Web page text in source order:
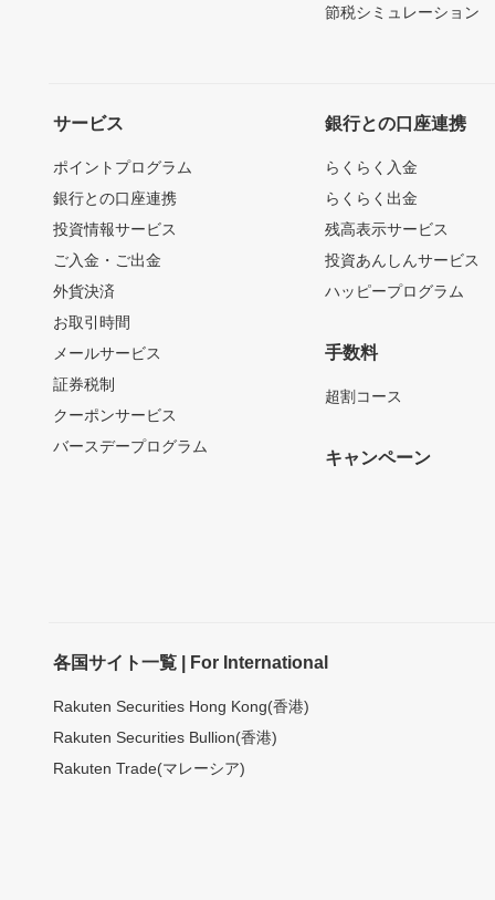
節税シミュレーション
サービス
ポイントプログラム
銀行との口座連携
投資情報サービス
ご入金・ご出金
外貨決済
お取引時間
メールサービス
証券税制
クーポンサービス
バースデープログラム
銀行との口座連携
らくらく入金
らくらく出金
残高表示サービス
投資あんしんサービス
ハッピープログラム
手数料
超割コース
キャンペーン
各国サイト一覧 | For International
Rakuten Securities Hong Kong(香港)
Rakuten Securities Bullion(香港)
Rakuten Trade(マレーシア)